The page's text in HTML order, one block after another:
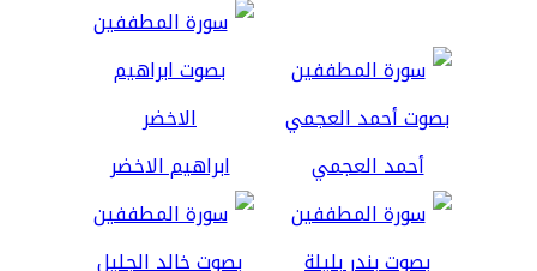
أحمد العجمي ابراهيم الاخضر